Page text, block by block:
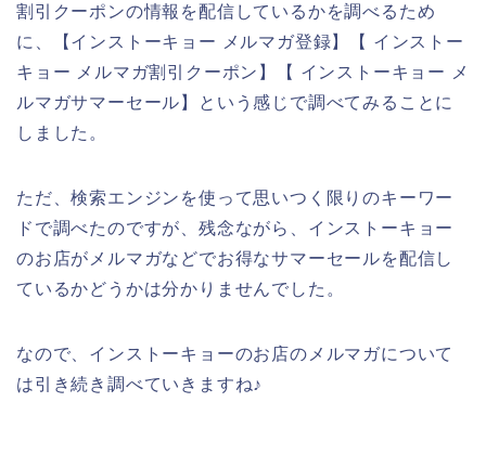
割引クーポンの情報を配信しているかを調べるため
に、【インストーキョー メルマガ登録】【 インストー
キョー メルマガ割引クーポン】【 インストーキョー メ
ルマガサマーセール】という感じで調べてみることに
しました。
ただ、検索エンジンを使って思いつく限りのキーワー
ドで調べたのですが、残念ながら、インストーキョー
のお店がメルマガなどでお得なサマーセールを配信し
ているかどうかは分かりませんでした。
なので、インストーキョーのお店のメルマガについて
は引き続き調べていきますね♪